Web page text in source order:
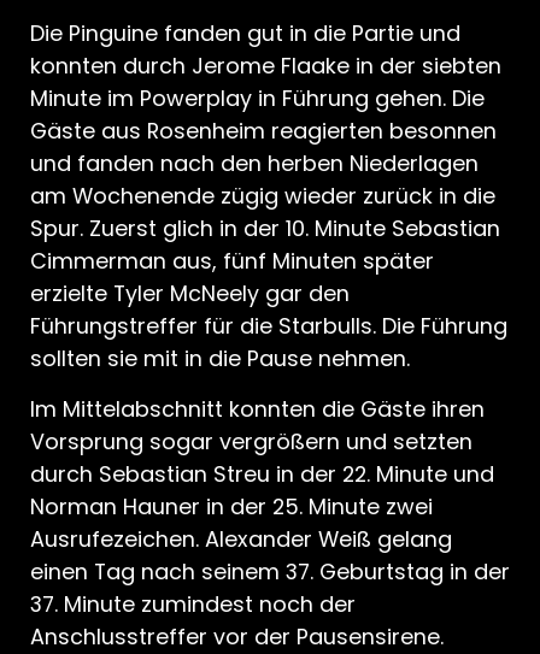
Die Pinguine fanden gut in die Partie und
konnten durch Jerome Flaake in der siebten
Minute im Powerplay in Führung gehen. Die
Gäste aus Rosenheim reagierten besonnen
und fanden nach den herben Niederlagen
am Wochenende zügig wieder zurück in die
Spur. Zuerst glich in der 10. Minute Sebastian
Cimmerman aus, fünf Minuten später
erzielte Tyler McNeely gar den
Führungstreffer für die Starbulls. Die Führung
sollten sie mit in die Pause nehmen.
Im Mittelabschnitt konnten die Gäste ihren
Vorsprung sogar vergrößern und setzten
durch Sebastian Streu in der 22. Minute und
Norman Hauner in der 25. Minute zwei
Ausrufezeichen. Alexander Weiß gelang
einen Tag nach seinem 37. Geburtstag in der
37. Minute zumindest noch der
Anschlusstreffer vor der Pausensirene.